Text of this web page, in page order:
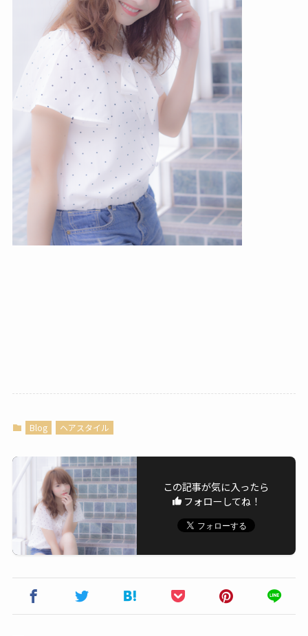
Blog ヘアスタイル
この記事が気に入ったら
フォローしてね！